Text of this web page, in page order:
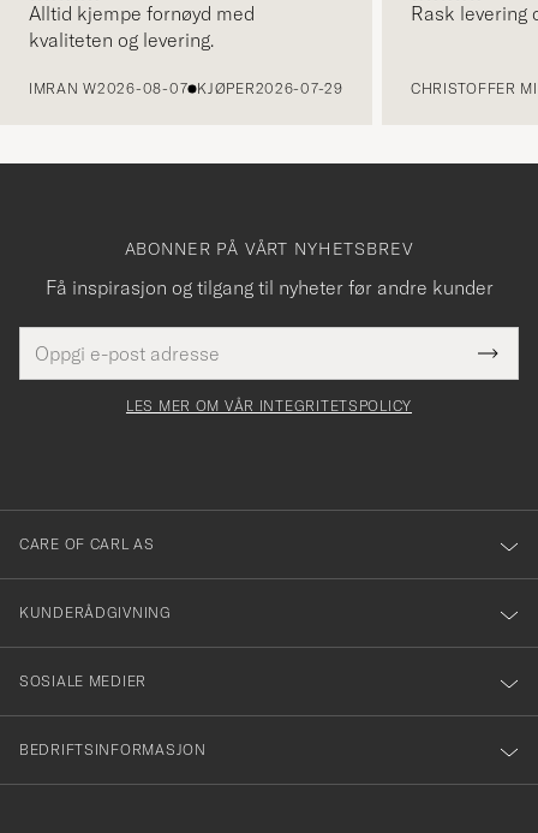
Alltid kjempe fornøyd med
kvaliteten og levering.
IMRAN W2026-08-07 KJØPER2026-07-29
Rask levering
CHRISTOFFER
ABONNER PÅ VÅRT NYHETSBREV
Få inspirasjon og tilgang til nyheter før andre kunder
postadresse
felt
Tack
för
dig
till
vårt
nyhetsbrev!
LES MER OM VÅR INTEGRITETSPOLICY
CARE OF CARL AS
KUNDERÅDGIVNING
SOSIALE MEDIER
BEDRIFTSINFORMASJON